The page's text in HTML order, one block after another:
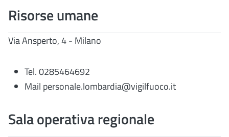
Risorse umane
Via Ansperto, 4 - Milano
Tel. 0285464692
Mail personale.lombardia@vigilfuoco.it
Sala operativa regionale